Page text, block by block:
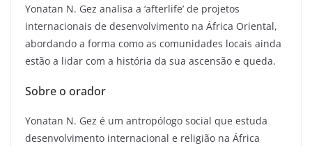
Yonatan N. Gez analisa a ‘afterlife’ de projetos
internacionais de desenvolvimento na África Oriental,
abordando a forma como as comunidades locais ainda
estão a lidar com a história da sua ascensão e queda.
Sobre o orador
Yonatan N. Gez é um antropólogo social que estuda
desenvolvimento internacional e religião na África